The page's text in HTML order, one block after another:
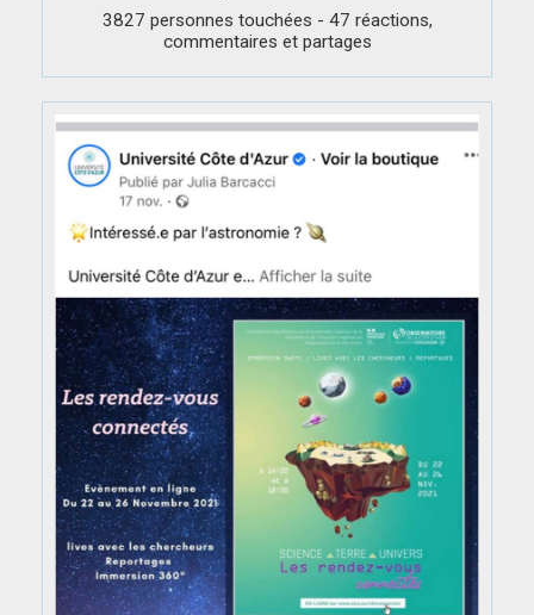
3827 personnes touchées - 47 réactions,
commentaires et partages